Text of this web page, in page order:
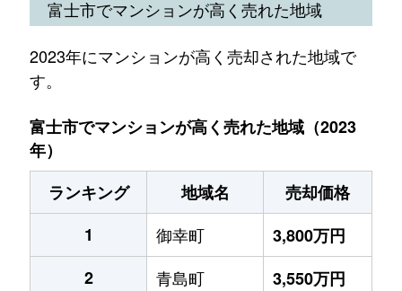
富士市でマンションが高く売れた地域
2023年にマンションが高く売却された地域で
す。
富士市でマンションが高く売れた地域（2023
年）
ランキング
地域名
売却価格
1
御幸町
3,800万円
2
青島町
3,550万円